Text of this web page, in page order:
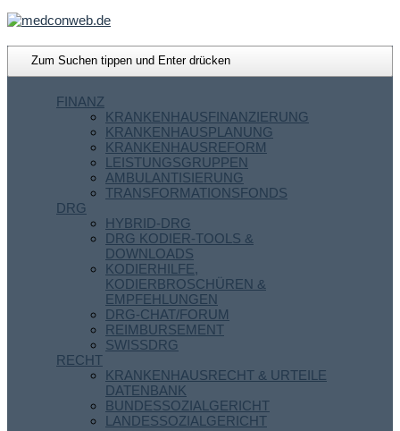
FINANZ
KRANKENHAUSFINANZIERUNG
KRANKENHAUSPLANUNG
KRANKENHAUSREFORM
LEISTUNGSGRUPPEN
AMBULANTISIERUNG
TRANSFORMATIONSFONDS
DRG
HYBRID-DRG
DRG KODIER-TOOLS &
DOWNLOADS
KODIERHILFE,
KODIERBROSCHÜREN &
EMPFEHLUNGEN
DRG-CHAT/FORUM
REIMBURSEMENT
SWISSDRG
RECHT
KRANKENHAUSRECHT & URTEILE
DATENBANK
BUNDESSOZIALGERICHT
LANDESSOZIALGERICHT